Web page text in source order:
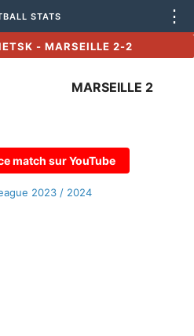
STATS ⋮
- MARSEILLE 2-2
MARSEILLE 2
match sur YouTube
2023 / 2024